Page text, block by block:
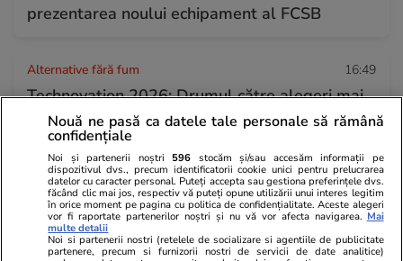
prezentarea noului echipament al FCSB
Alternative fără fum 16:49
Technovation 2026: Drumul către alegeri mai
sigure începe cu informații corecte
Lifestyle 16:36
Combinaţii răcoritoare de apă cu fructe şi
plante aromatice pentru vară
Nouă ne pasă ca datele tale personale să rămână
confidențiale
Noi și partenerii noștri 596 stocăm și/sau accesăm informații pe
dispozitivul dvs., precum identificatorii cookie unici pentru prelucrarea
datelor cu caracter personal. Puteți accepta sau gestiona preferințele dvs.
făcând clic mai jos, respectiv vă puteți opune utilizării unui interes legitim
în orice moment pe pagina cu politica de confidențialitate. Aceste alegeri
vor fi raportate partenerilor noștri și nu vă vor afecta navigarea. Mai
multe detalii
Noi si partenerii nostri (retelele de socializare si agentiile de publicitate
partenere, precum si furnizorii nostri de servicii de date analitice)